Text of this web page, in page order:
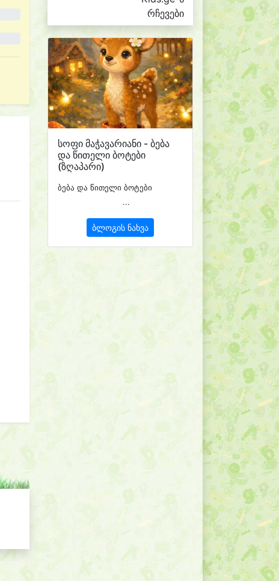
რჩევები
სოფი მაჭავარიანი - ბება
და წითელი ბოტები
(ზღაპარი)
ბება და წითელი ბოტები
...
ბლოგის ნახვა